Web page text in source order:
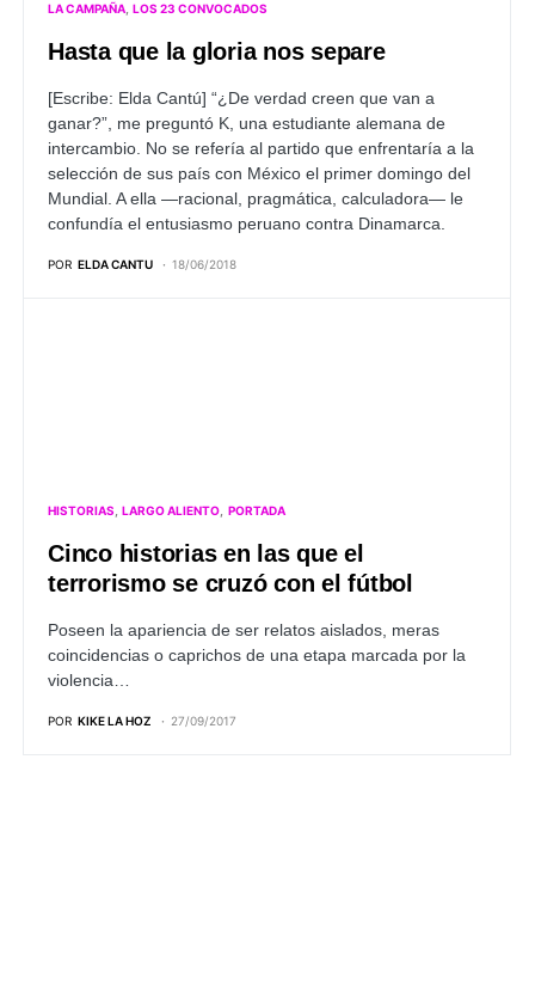
LA CAMPAÑA LOS 23 CONVOCADOS
Hasta que la gloria nos separe
[Escribe: Elda Cantú] “¿De verdad creen que van a
ganar?”, me preguntó K, una estudiante alemana de
intercambio. No se refería al partido que enfrentaría a la
selección de sus país con México el primer domingo del
Mundial. A ella —racional, pragmática, calculadora— le
confundía el entusiasmo peruano contra Dinamarca.
POR ELDA CANTU 18/06/2018
HISTORIAS LARGO ALIENTO PORTADA
Cinco historias en las que el
terrorismo se cruzó con el fútbol
Poseen la apariencia de ser relatos aislados, meras
coincidencias o caprichos de una etapa marcada por la
violencia…
POR KIKE LA HOZ 27/09/2017